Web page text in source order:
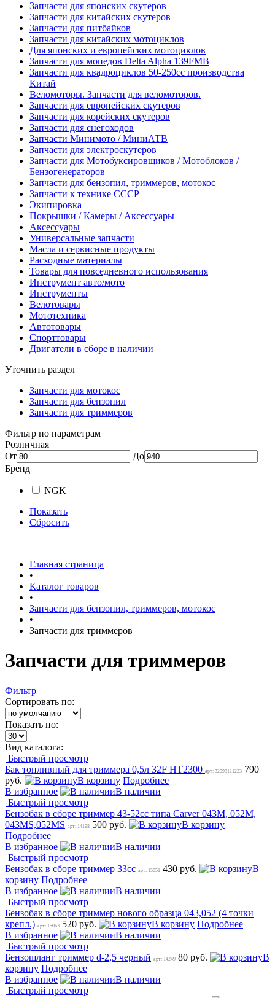
Запчасти для японских скутеров
Запчасти для китайских скутеров
Запчасти для питбайков
Запчасти для китайских мотоциклов
Для японских и европейских мотоциклов
Запчасти для мопедов Delta Alpha 139FMB
Запчасти для квадроциклов 50-250сс производства
Китай
Веломоторы. Запчасти для веломоторов.
Запчасти для европейских скутеров
Запчасти для корейских скутеров
Запчасти для снегоходов
Запчасти Минимото / МиниАТВ
Запчасти для электроскутеров
Запчасти для Мотобуксировщиков / Мотоблоков /
Бензогенераторов
Запчасти для бензопил, триммеров, мотокос
Запчасти к технике СССР
Экипировка
Покрышки / Камеры / Аксессуары
Аксессуары
Универсальные запчасти
Масла и сервисные продукты
Расходные материалы
Товары для повседневного использования
Инструмент авто/мото
Инструменты
Велотовары
Мототехника
Автотовары
Спорттовары
Двигатели в сборе в наличии
Уточнить раздел
Запчасти для мотокос
Запчасти для бензопил
Запчасти для триммеров
Фильтр по параметрам
Розничная
От
До
Бренд
NGK
Показать
Сбросить
Главная страница
•
Каталог товаров
•
Запчасти для бензопил, триммеров, мотокос
•
Запчасти для триммеров
Запчасти для триммеров
Фильтр
Сортировать по:
Показать по:
Вид каталога:
Быстрый просмотр
Бак топливный для триммера 0,5л 32F HT2300 арт: 32993111223 790
руб.
В корзину Подробнее
В избранное
В наличии
Быстрый просмотр
Бензобак в сборе триммер 43-52сс типа Carver 043M, 052M,
043MS,052MS арт: 14198 500 руб.
В корзину
Подробнее
В избранное
В наличии
Быстрый просмотр
Бензобак в сборе триммер 33сс арт: 15051 430 руб.
В
корзину Подробнее
В избранное
В наличии
Быстрый просмотр
Бензобак в сборе триммер нового образца 043,052 (4 точки
крепл.) арт: 15063 520 руб. В корзину Подробнее
В избранное
В наличии
Быстрый просмотр
Бензошланг триммер d-2,5 черный арт: 14249 80 руб.
В
корзину Подробнее
В избранное
В наличии
Быстрый просмотр